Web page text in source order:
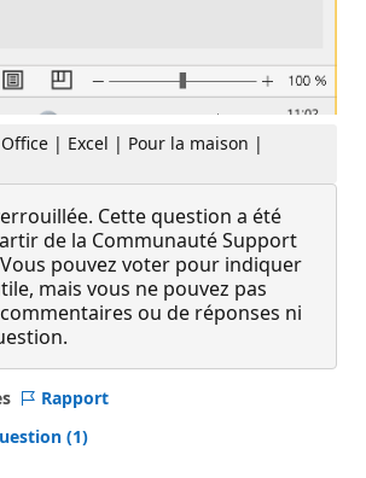
| Excel | Pour la maison |
Cette question a été
de la Communauté Support
pouvez voter pour indiquer
mais vous ne pouvez pas
ou de réponses ni
Rapport
(1)